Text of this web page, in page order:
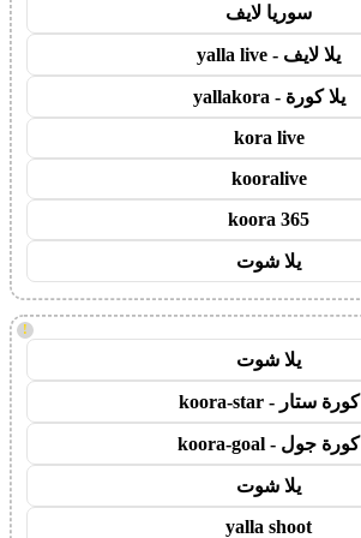
سوريا لايف
يلا لايف - yalla live
يلا كورة - yallakora
kora live
kooralive
koora 365
يلا شوت
!
يلا شوت
كورة ستار - koora-star
كورة جول - koora-goal
يلا شوت
yalla shoot